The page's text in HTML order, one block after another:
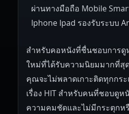
ผ่านทางมือถือ Mobile
Iphone Ipad รองรับระบบ
สำหรับคอหนังที่ชื่นชอบการดู
ใหม่ที่ได้รับความนิยมมากที่สุ
คุณจะไม่พลาดเกาะติดทุกกร
เรื่อง HIT สำหรับคนที่ชอบดูห
ความคมชัดและไม่มีกระตุกห